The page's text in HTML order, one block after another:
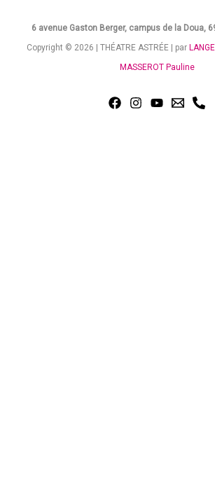
6 avenue Gaston Berger, campus de la Doua,
Copyright © 2026 | THÉATRE ASTRÉE | par
MASSEROT Pauline